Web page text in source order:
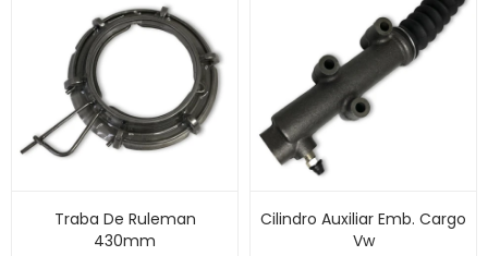
Traba De Ruleman
430mm
Cilindro Auxiliar Emb. Cargo
Vw